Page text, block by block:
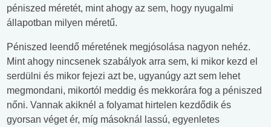
péniszed méretét, mint ahogy az sem, hogy nyugalmi
állapotban milyen méretű.
Péniszed leendő méretének megjósolása nagyon nehéz.
Mint ahogy nincsenek szabályok arra sem, ki mikor kezd el
serdülni és mikor fejezi azt be, ugyanúgy azt sem lehet
megmondani, mikortól meddig és mekkorára fog a péniszed
nőni. Vannak akiknél a folyamat hirtelen kezdődik és
gyorsan véget ér, míg másoknál lassú, egyenletes